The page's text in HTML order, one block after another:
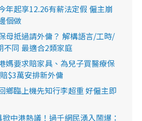
年起享12.26有薪法定假 僱主崩
個做
母抵過請外傭？ 解構語言/工時/
同 最適合2類家庭
媽要求賠家具、為兒子買醫療保
$3萬安排新外傭
鄉臨上機先知行李超重 好僱主即
中港熱議！過千網民湧入鬧爆：